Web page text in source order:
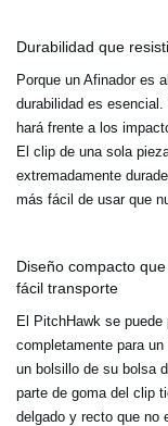
Durabilidad que
Porque un Afinador es
durabilidad es
hará frente a los
El clip de una sola
extremadamente
más fácil de usar que
Diseño compacto
fácil transporte
El PitchHawk se puede
completamente para
un bolsillo de su bolsa
parte de goma del clip
delgado y recto que no